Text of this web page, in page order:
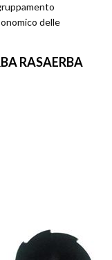
delle
RASAERBA